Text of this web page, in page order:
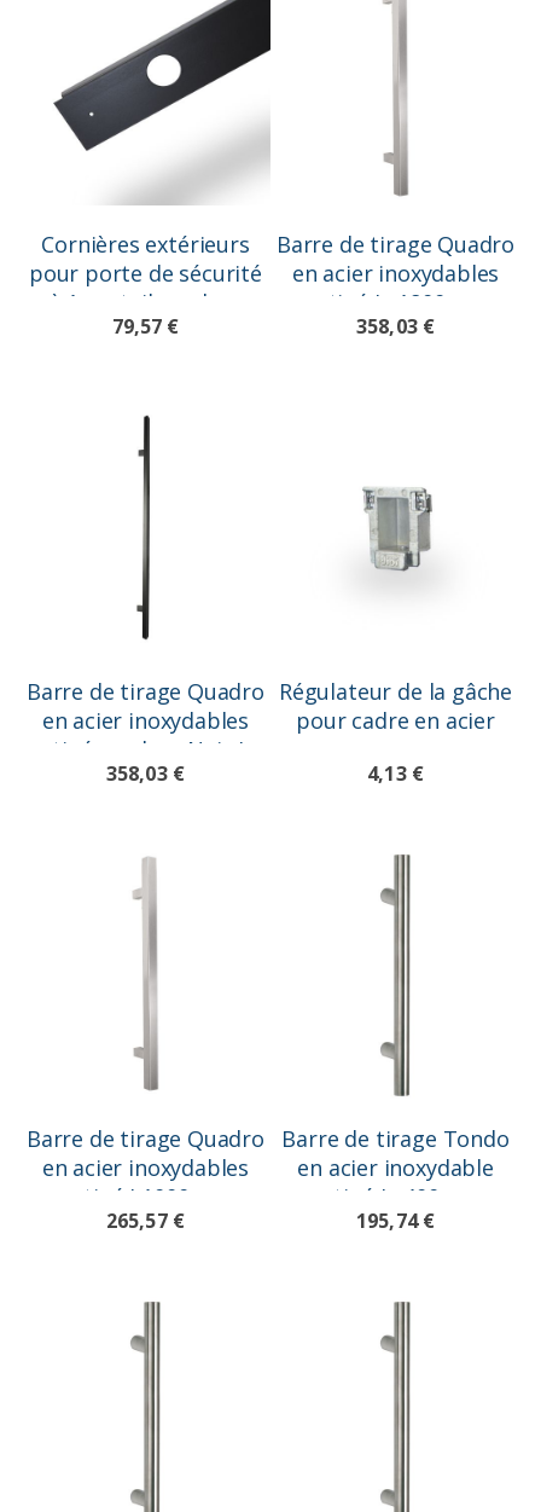
Cornières extérieurs
pour porte de sécurité
à 1 vantail, couleur
noir Ral 9005
79,57 €
Barre de tirage Quadro
en acier inoxydables
satiné L=1800mm
358,03 €
Barre de tirage Quadro
en acier inoxydables
satiné, couleur Noir L=
1800mm
358,03 €
Régulateur de la gâche
pour cadre en acier
4,13 €
Barre de tirage Quadro
en acier inoxydables
satiné L1000mm
265,57 €
Barre de tirage Tondo
en acier inoxydable
satiné L=400mm
195,74 €